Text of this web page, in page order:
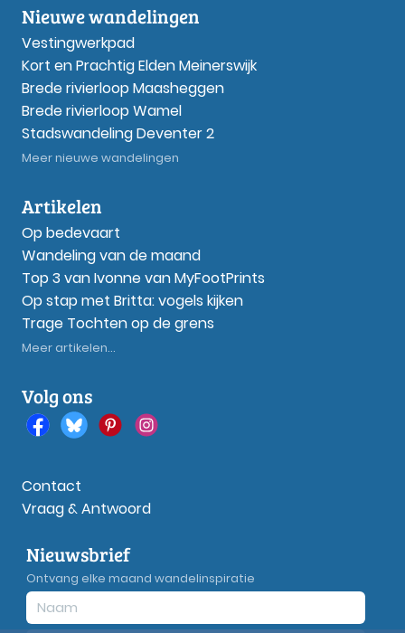
Nieuwe wandelingen
Vestingwerkpad
Kort en Prachtig Elden Meinerswijk
Brede rivierloop Maasheggen
Brede rivierloop Wamel
Stadswandeling Deventer 2
Meer nieuwe wandelingen
Artikelen
Op bedevaart
Wandeling van de maand
Top 3 van Ivonne van MyFootPrints
Op stap met Britta: vogels kijken
Trage Tochten op de grens
Meer artikelen...
Volg ons
Contact
Vraag & Antwoord
Nieuwsbrief
Ontvang elke maand wandelinspiratie